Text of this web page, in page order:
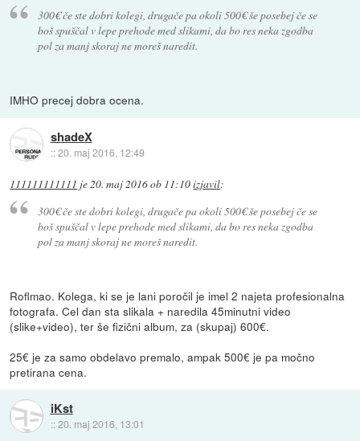
300€ če ste dobri kolegi, drugače pa okoli 500€ še posebej če se
boš spuščal v lepe prehode med slikami, da bo res neka zgodba
pol za manj skoraj ne moreš naredit.
IMHO precej dobra ocena.
shadeX
::20. maj 2016, 12:49
111111111111 je20. maj 2016 ob 11:10izjavil:
300€ če ste dobri kolegi, drugače pa okoli 500€ še posebej če se
boš spuščal v lepe prehode med slikami, da bo res neka zgodba
pol za manj skoraj ne moreš naredit.
Roflmao. Kolega, ki se je lani poročil je imel 2 najeta profesionalna
fotografa. Cel dan sta slikala + naredila 45minutni video
(slike+video), ter še fizični album, za (skupaj) 600€.
25€ je za samo obdelavo premalo, ampak 500€ je pa močno
pretirana cena.
iKst
::20. maj 2016, 13:01